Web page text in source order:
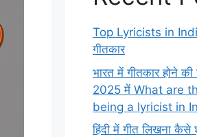
Top Lyricists in
गीतकार
भारत में गीतकार होने की
2025 में What are
being a lyricist in
हिंदी में गीत लिखना